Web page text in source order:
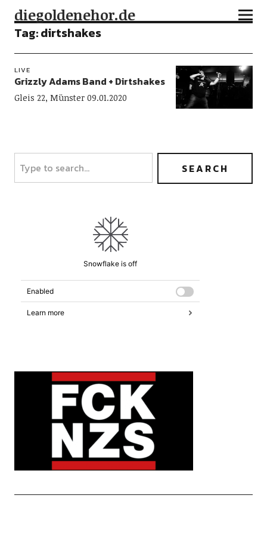
diegoldenehor.de
Tag:dirtshakes
LIVE
Grizzly Adams Band + Dirtshakes
Gleis 22, Münster 09.01.2020